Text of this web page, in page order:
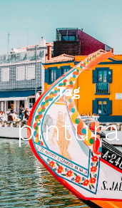
Tag
pintura